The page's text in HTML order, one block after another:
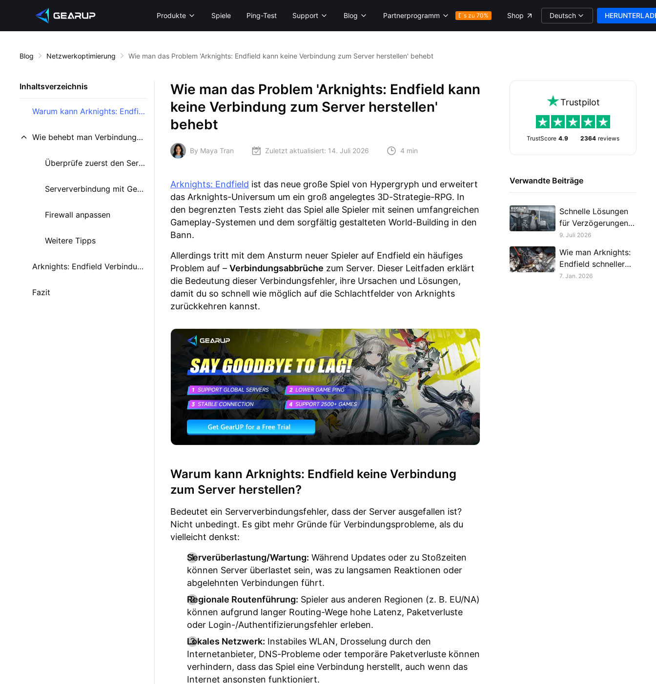
Produkte Spiele Ping-Test Support Blog Partnerprogramm Bis zu 70% Shop Deutsch
Blog Netzwerkoptimierung Wie man das Problem 'Arknights: Endfield kann keine Verbindung zum Server herstellen' behebt
Inhaltsverzeichnis
Warum kann Arknights: Endfield keine Verbindung zum Server herstellen?
Wie behebt man Verbindungsprobleme zum Server in Arknights: Endfield?
Überprüfe zuerst den Serverstatus
Serververbindung mit GearUP beheben
Firewall anpassen
Weitere Tipps
Arknights: Endfield Verbindungsprobleme — Schnelle FAQ
Fazit
Wie man das Problem 'Arknights: Endfield kann
keine Verbindung zum Server herstellen'
behebt
By Maya Tran Zuletzt aktualisiert: 14. Juli 2026 4 min
Arknights: Endfield ist das neue große Spiel von Hypergryph und erweitert
das Arknights-Universum um ein groß angelegtes 3D-Strategie-RPG. In
den begrenzten Tests zieht das Spiel alle Spieler mit seinen umfangreichen
Gameplay-Systemen und dem sorgfältig gestalteten World-Building in den
Bann.
Allerdings tritt mit dem Ansturm neuer Spieler auf Endfield ein häufiges
Problem auf – Verbindungsabbrüche zum Server. Dieser Leitfaden erklärt
die Bedeutung dieser Verbindungsfehler, ihre Ursachen und Lösungen,
damit du so schnell wie möglich auf die Schlachtfelder von Arknights
zurückkehren kannst.
Warum kann Arknights: Endfield keine Verbindung
zum Server herstellen?
Bedeutet ein Serververbindungsfehler, dass der Server ausgefallen ist?
Nicht unbedingt. Es gibt mehr Gründe für Verbindungsprobleme, als du
vielleicht denkst:
Serverüberlastung/Wartung: Während Updates oder zu Stoßzeiten
können Server überlastet sein, was zu langsamen Reaktionen oder
abgelehnten Verbindungen führt.
Regionale Routenführung: Spieler aus anderen Regionen (z. B. EU/NA)
können aufgrund langer Routing-Wege hohe Latenz, Paketverluste
oder Login-/Authentifizierungsfehler erleben.
Lokales Netzwerk: Instabiles WLAN, Drosselung durch den
Internetanbieter, DNS-Probleme oder temporäre Paketverluste können
verhindern, dass das Spiel eine Verbindung herstellt, auch wenn das
Internet ansonsten funktioniert.
Trustpilot
TrustScore 4.9 2364 reviews
Verwandte Beiträge
Schnelle Lösungen
für Verzögerungen
in Arknights:
9. Juli 2026
Wie man Arknights:
Endfield schneller
herunterlädt
7. Jan. 2026